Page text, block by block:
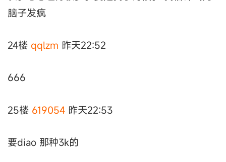
脑子发疯
24楼 qqlzm 昨天22:52
666
25楼 619054 昨天22:53
要diao 那种3k的